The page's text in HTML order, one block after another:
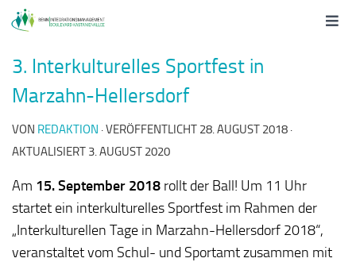
3. Interkulturelles Sportfest in
Marzahn-Hellersdorf
VON REDAKTION · VERÖFFENTLICHT 28. AUGUST 2018 ·
AKTUALISIERT 3. AUGUST 2020
Am 15. September 2018 rollt der Ball! Um 11 Uhr
startet ein interkulturelles Sportfest im Rahmen der
„Interkulturellen Tage in Marzahn-Hellersdorf 2018“,
veranstaltet vom Schul- und Sportamt zusammen mit